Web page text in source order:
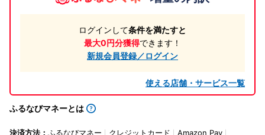
ログインして条件を満たすと
最大0円分獲得できます！
新規会員登録／ログイン
使える店舗・サービス一覧
ふるなびマネーとは
決済方法： ふるなびマネー クレジットカード
Amazon Pay